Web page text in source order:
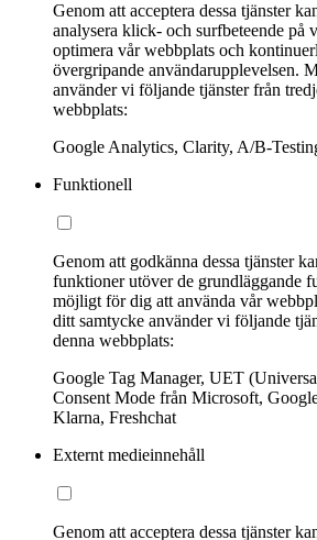
Genom att acceptera dessa tjänster
analysera klick- och surfbeteende på
optimera vår webbplats och
övergripande användarupplevelsen.
använder vi följande tjänster från
webbplats:
Google Analytics, Clarity, A/B-
Funktionell
Genom att godkänna dessa tjänster
funktioner utöver de grundläggande
möjligt för dig att använda vår
ditt samtycke använder vi följande
denna webbplats:
Google Tag Manager, UET
Consent Mode från Microsoft,
Klarna, Freshchat
Externt medieinnehåll
Genom att acceptera dessa tjänster